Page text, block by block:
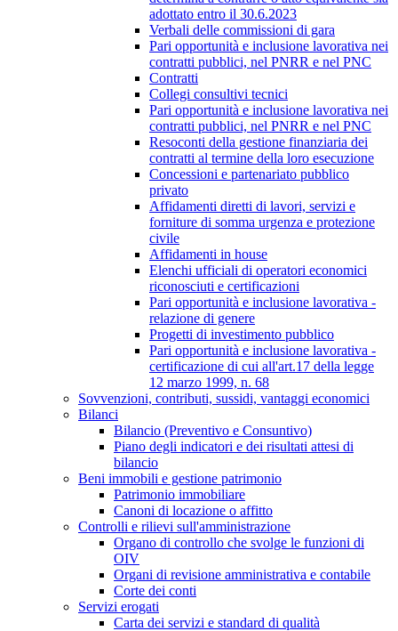
adottato entro il 30.6.2023
Verbali delle commissioni di gara
Pari opportunità e inclusione lavorativa nei
contratti pubblici, nel PNRR e nel PNC
Contratti
Collegi consultivi tecnici
Pari opportunità e inclusione lavorativa nei
contratti pubblici, nel PNRR e nel PNC
Resoconti della gestione finanziaria dei
contratti al termine della loro esecuzione
Concessioni e partenariato pubblico
privato
Affidamenti diretti di lavori, servizi e
forniture di somma urgenza e protezione
civile
Affidamenti in house
Elenchi ufficiali di operatori economici
riconosciuti e certificazioni
Pari opportunità e inclusione lavorativa -
relazione di genere
Progetti di investimento pubblico
Pari opportunità e inclusione lavorativa -
certificazione di cui all'art.17 della legge
12 marzo 1999, n. 68
Sovvenzioni, contributi, sussidi, vantaggi economici
Bilanci
Bilancio (Preventivo e Consuntivo)
Piano degli indicatori e dei risultati attesi di
bilancio
Beni immobili e gestione patrimonio
Patrimonio immobiliare
Canoni di locazione o affitto
Controlli e rilievi sull'amministrazione
Organo di controllo che svolge le funzioni di
OIV
Organi di revisione amministrativa e contabile
Corte dei conti
Servizi erogati
Carta dei servizi e standard di qualità